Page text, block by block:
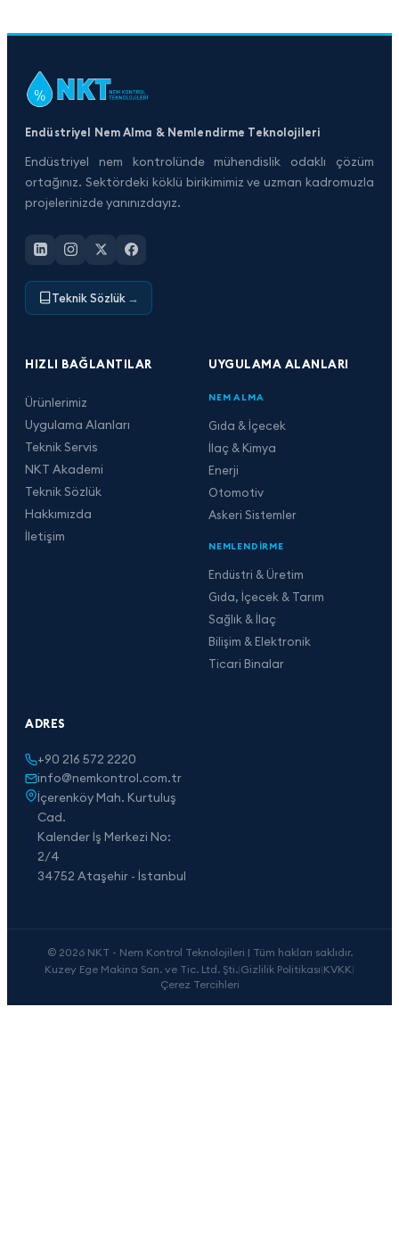
Endüstriyel Nem Alma & Nemlendirme Teknolojileri
Endüstriyel nem kontrolünde mühendislik odaklı çözüm
ortağınız. Sektördeki köklü birikimimiz ve uzman kadromuzla
projelerinizde yanınızdayız.
Teknik Sözlük →
HIZLI BAĞLANTILAR
Ürünlerimiz
Uygulama Alanları
Teknik Servis
NKT Akademi
Teknik Sözlük
Hakkımızda
İletişim
UYGULAMA ALANLARI
NEM ALMA
Gıda & İçecek
İlaç & Kimya
Enerji
Otomotiv
Askeri Sistemler
NEMLENDIRME
Endüstri & Üretim
Gıda, İçecek & Tarım
Sağlık & İlaç
Bilişim & Elektronik
Ticari Binalar
ADRES
+90 216 572 2220
info@nemkontrol.com.tr
İçerenköy Mah. Kurtuluş
Cad.
Kalender İş Merkezi No:
2/4
34752 Ataşehir - İstanbul
© 2026 NKT - Nem Kontrol Teknolojileri | Tüm hakları saklıdır.
Kuzey Ege Makina San. ve Tic. Ltd. Şti.|Gizlilik Politikası|KVKK|
Çerez Tercihleri